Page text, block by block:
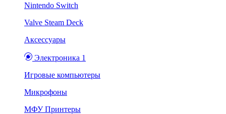
Nintendo Switch
Valve Steam Deck
Аксессуары
Электроника 1
Игровые компьютеры
Микрофоны
МФУ Принтеры